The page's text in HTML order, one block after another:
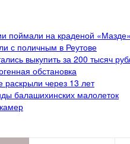
поймали на краденой
с поличным в Реутове
выкупить за 200 тысяч
обстановка
раскрыли через 13 лет
балашихинских малолеток